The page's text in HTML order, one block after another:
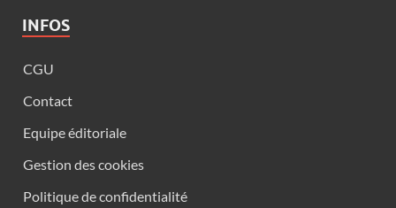
INFOS
CGU
Contact
Equipe éditoriale
Gestion des cookies
Politique de confidentialité